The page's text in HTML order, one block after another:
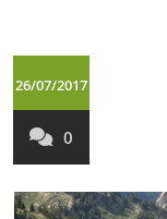
26/07/2017
0